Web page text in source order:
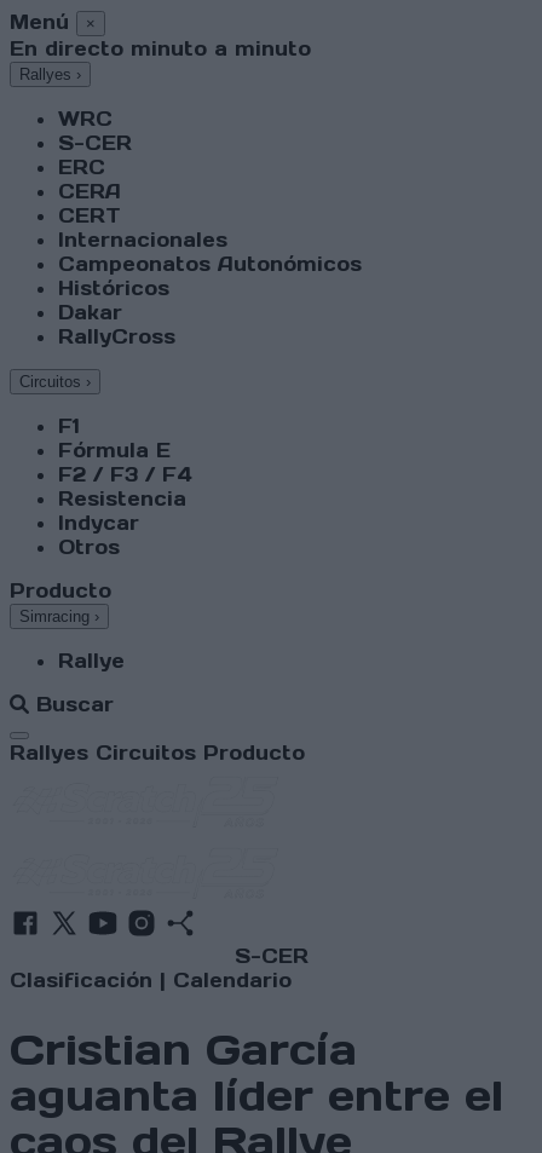
Menú ×
En directo minuto a minuto
Rallyes ›
WRC
S-CER
ERC
CERA
CERT
Internacionales
Campeonatos Autonómicos
Históricos
Dakar
RallyCross
Circuitos ›
F1
Fórmula E
F2 / F3 / F4
Resistencia
Indycar
Otros
Producto
Simracing ›
Rallye
Buscar
Abrir menú
Rallyes Circuitos Producto
S-CER
Clasificación | Calendario
Cristian García
aguanta líder entre el
caos del Rallye